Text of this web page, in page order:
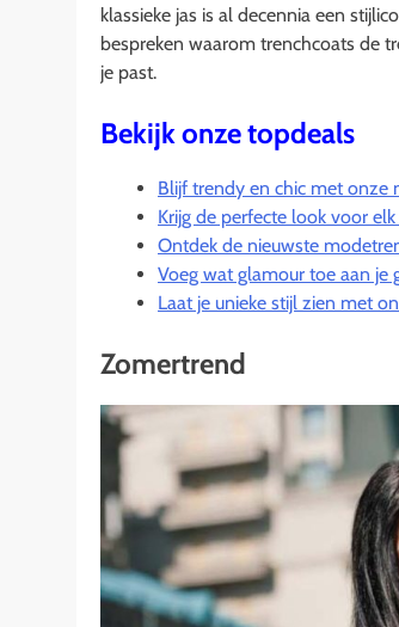
klassieke jas is al decennia een
bespreken waarom trenchcoats de
je past.
Bekijk onze topdeals
Blijf trendy en chic met onze
Krijg de perfecte look voor
Ontdek de nieuwste
Voeg wat glamour toe aan je
Laat je unieke stijl zien met
Zomertrend